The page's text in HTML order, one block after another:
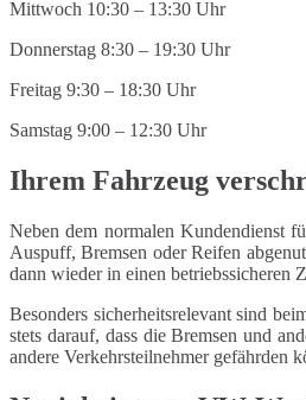
Mittwoch 10:30 – 13:30 Uhr
Donnerstag 8:30 – 19:30 Uhr
Freitag 9:30 – 18:30 Uhr
Samstag 9:00 – 12:30 Uhr
Ihrem Fahrzeug
Neben dem normalen Kundendienst
Auspuff, Bremsen oder Reifen
dann wieder in einen betriebssicheren
Besonders sicherheitsrelevant sind
stets darauf, dass die Bremsen und
andere Verkehrsteilnehmer gefährden